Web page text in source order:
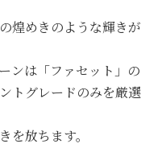
煌めきのような輝きが
ンは「ファセット」の
トグレードのみを厳選
を放ちます。